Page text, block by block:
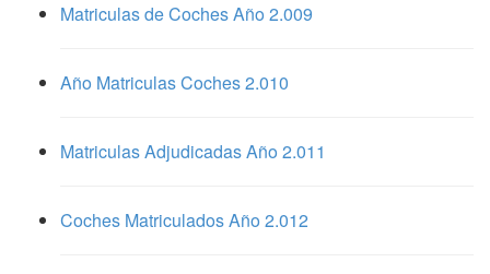
Matriculas de Coches Año 2.009
Año Matriculas Coches 2.010
Matriculas Adjudicadas Año 2.011
Coches Matriculados Año 2.012